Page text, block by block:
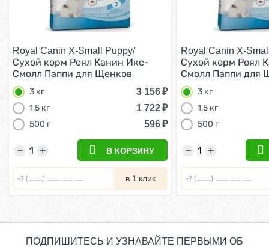
Royal Canin X-Small Puppy/
Сухой корм Роял Канин Икс-
Смолл Паппи для Щенков
мелких пород 3 кг
3 кг 3 156₽
1,5 кг
1 722₽
500 г
596₽
+
− В КОРЗИНУ
в 1 клик
Royal Canin X-
Сухой корм Роял
Смолл Паппи для
мелких пород 3 кг
3 кг
1,5 кг
500 г
+
−
ПОДПИШИТЕСЬ И УЗНАВАЙТЕ ПЕРВЫМИ ОБ